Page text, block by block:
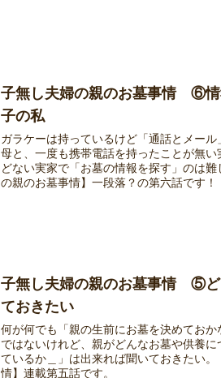
子無し夫婦の親のお墓事情 ⑥情
子の私
ガラケーは持っているけど「通話とメー
母と、一度も携帯電話を持ったことが無
どない実家で「お墓の情報を探す」のは
の親のお墓事情】一段落？の第六話です！
子無し夫婦の親のお墓事情 ⑤ど
ておきたい
何が何でも「親の生前にお墓を決めてお
ではないけれど、親がどんなお墓や供養
ているか＿」は出来れば聞いておきたい
情】連載第五話です。